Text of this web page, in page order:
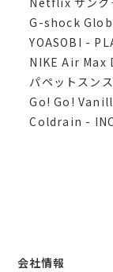
G-shock
YOASOBI -
NIKE Air Max
パペットスン
Go! Go!
Coldrain -
会社情報